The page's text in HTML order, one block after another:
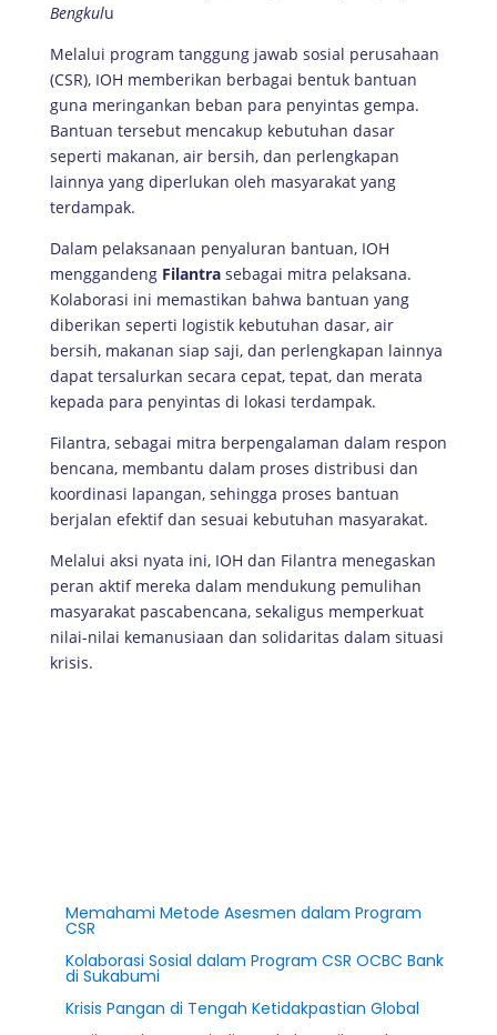
Bengkulu
Melalui program tanggung jawab sosial perusahaan
(CSR), IOH memberikan berbagai bentuk bantuan
guna meringankan beban para penyintas gempa.
Bantuan tersebut mencakup kebutuhan dasar
seperti makanan, air bersih, dan perlengkapan
lainnya yang diperlukan oleh masyarakat yang
terdampak.
Dalam pelaksanaan penyaluran bantuan, IOH
menggandeng Filantrasebagai mitra pelaksana.
Kolaborasi ini memastikan bahwa bantuan yang
diberikan seperti logistik kebutuhan dasar, air
bersih, makanan siap saji, dan perlengkapan lainnya
dapat tersalurkan secara cepat, tepat, dan merata
kepada para penyintas di lokasi terdampak.
Filantra, sebagai mitra berpengalaman dalam respon
bencana, membantu dalam proses distribusi dan
koordinasi lapangan, sehingga proses bantuan
berjalan efektif dan sesuai kebutuhan masyarakat.
Melalui aksi nyata ini, IOH dan Filantra menegaskan
peran aktif mereka dalam mendukung pemulihan
masyarakat pascabencana, sekaligus memperkuat
nilai-nilai kemanusiaan dan solidaritas dalam situasi
krisis.
Memahami Metode Asesmen dalam Program
CSR
Kolaborasi Sosial dalam Program CSR OCBC Bank
di Sukabumi
Krisis Pangan di Tengah Ketidakpastian Global